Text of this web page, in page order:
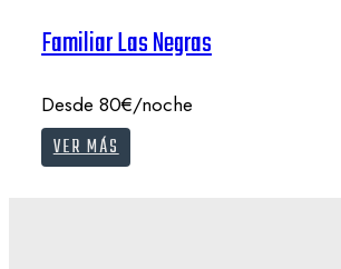
Familiar Las Negras
Desde 80€/noche
VER MÁS